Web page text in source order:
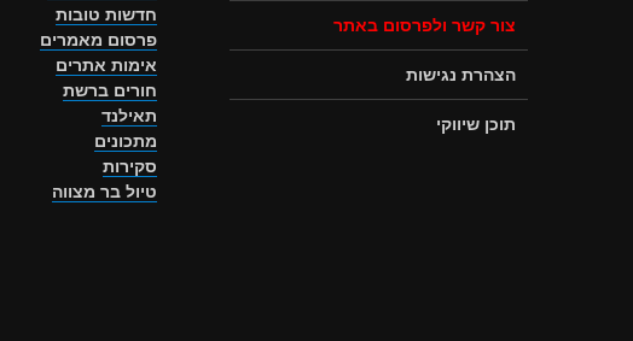
צור קשר ולפרסום באתר
הצהרת נגישות
תוכן שיווקי
חדשות טובות
פרסום מאמרים
אימות אתרים
חורים ברשת
תאילנד
מתכונים
סקירות
טיול בר מצווה